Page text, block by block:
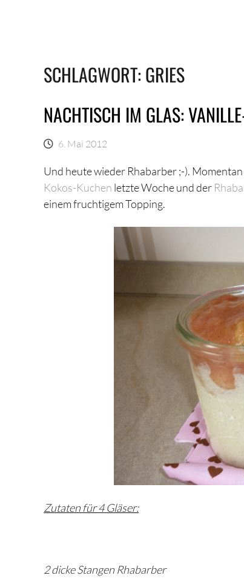
SCHLAGWORT: GRIES
NACHTISCH IM GLAS:
6. Mai 2012
Und heute wieder Rhabarber ;-).
Kokos-Kuchen letzte Woche und der
einem fruchtigem Topping.
Zutaten für 4 Gläser:
2 dicke Stangen Rhabarber